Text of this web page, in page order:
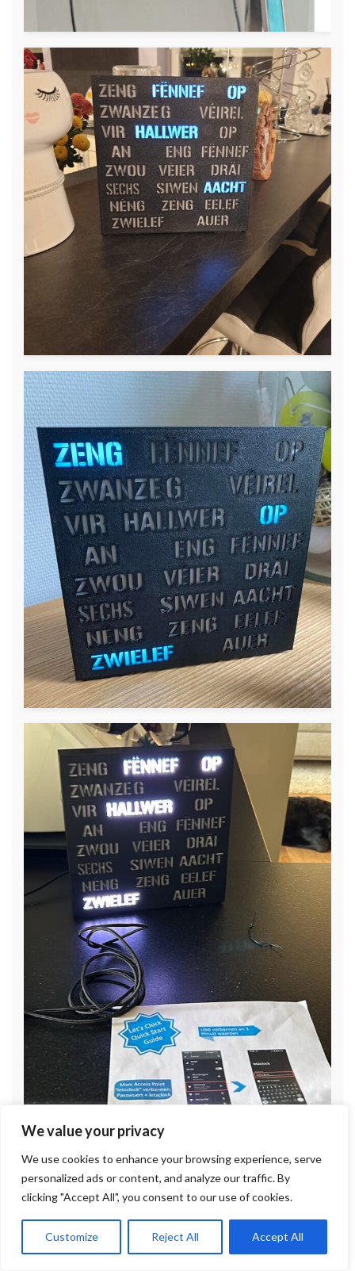
We value your privacy
We use cookies to enhance your browsing experience, serve
personalized ads or content, and analyze our traffic. By
clicking "Accept All", you consent to our use of cookies.
Customize Reject All Accept All